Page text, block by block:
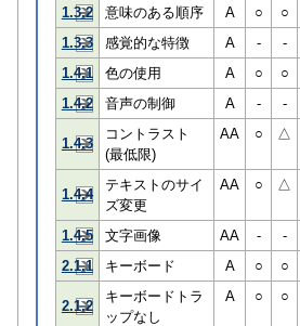
1.3.2
意味のある順序 A ○ ○
1.3.3
感覚的な特徴 A - -
1.4.1
色の使用 A ○ ○
1.4.2
音声の制御 A - -
1.4.3
コントラスト
(最低限)
AA ○ △
1.4.4
テキストのサイ
ズ変更
AA ○ △
1.4.5 文字画像 AA - -
2.1.1
キーボード A ○ ○
2.1.2
キーボードトラ
ップなし
A ○ ○